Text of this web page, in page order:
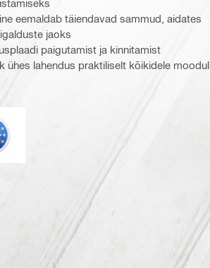
eemaldab täiendavad sammud, aidates
jaoks
paigutamist ja kinnitamist
ühes lahendus praktiliselt kõikidele moodul